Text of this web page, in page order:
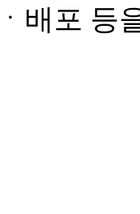
배포 등